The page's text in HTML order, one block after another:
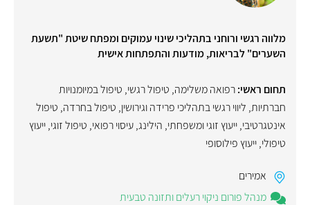
מלווה רגשי ורוחני בתהליכי שינוי עמוקים ומפתח שיטת "תשעת
השערים" לבריאות, מודעות והתפתחות אישית
תחום ראשי:רפואה משלימה, טיפול רגשי, טיפול במיומנויות
חברתיות, ליווי רגשי בתהליכי פרידה וגירושין, טיפול בחרדה, טיפול
אינטגרטיבי,ייעוץ זוגי ומשפחתי, הילינג,עיסוי רפואי, טיפול זוגי,ייעוץ
טיפולי,ייעוץ פילוסופי
אמירים
מנהל פורום ניקוי רעלים ותזונה טבעית